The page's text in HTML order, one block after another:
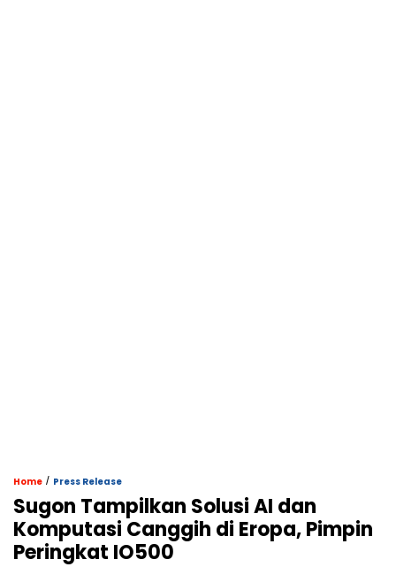
Home / Press Release
Sugon Tampilkan Solusi AI dan
Komputasi Canggih di Eropa, Pimpin
Peringkat IO500